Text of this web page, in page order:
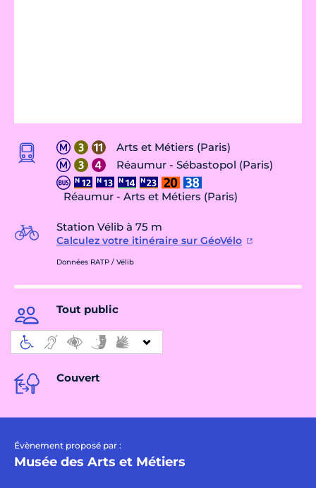
Arts et Métiers (Paris)
Réaumur - Sébastopol (Paris)
Réaumur - Arts et Métiers (Paris)
Station Vélib à 75 m
Calculez votre itinéraire sur GéoVélo
Données RATP / Vélib
Tout public
Couvert
Évènement proposé par :
Musée des Arts et Métiers